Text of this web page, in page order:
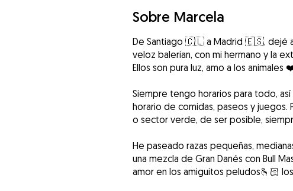
Sobre Marcela
De Santiago 🇨🇱 a Madrid 🇪🇸, dejé a
veloz balerian, con mi hermano y la
Ellos son pura luz, amo a los animales
Siempre tengo horarios para todo,
horario de comidas, paseos y juegos.
o sector verde, de ser posible,
He paseado razas pequeñas,
una mezcla de Gran Danés con Bull
amor en los amiguitos peludos🫰🏻